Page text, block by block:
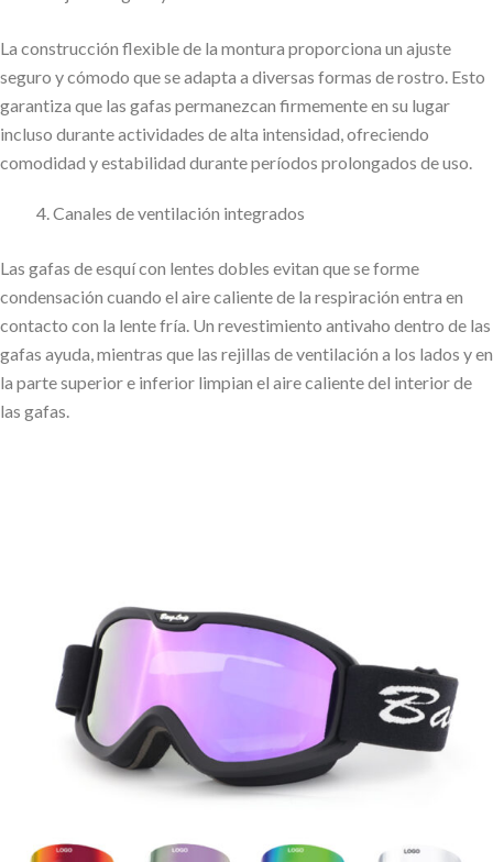
La construcción flexible de la montura proporciona un ajuste
seguro y cómodo que se adapta a diversas formas de rostro. Esto
garantiza que las gafas permanezcan firmemente en su lugar
incluso durante actividades de alta intensidad, ofreciendo
comodidad y estabilidad durante períodos prolongados de uso.
Canales de ventilación integrados
Las gafas de esquí con lentes dobles evitan que se forme
condensación cuando el aire caliente de la respiración entra en
contacto con la lente fría. Un revestimiento antivaho dentro de las
gafas ayuda, mientras que las rejillas de ventilación a los lados y en
la parte superior e inferior limpian el aire caliente del interior de
las gafas.